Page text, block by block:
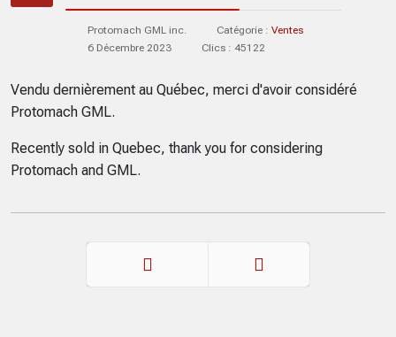
Protomach GML inc. Catégorie : Ventes
6 Décembre 2023
Clics : 45122
Vendu dernièrement au Québec, merci d'avoir considéré
Protomach GML.
Recently sold in Quebec, thank you for considering
Protomach and GML.